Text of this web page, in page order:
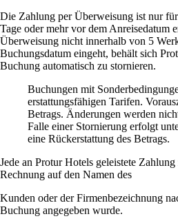
Die Zahlung per Überweisung ist nur
Tage oder mehr vor dem Anreisedatum
Überweisung nicht innerhalb von 5
Buchungsdatum eingeht, behält sich
Buchung automatisch zu stornieren.
Buchungen mit
erstattungsfähigen Tarifen.
Betrags. Änderungen werden
Falle einer Stornierung erfolgt
eine Rückerstattung des Betrags.
Jede an Protur Hotels geleistete
Rechnung auf den Namen des
Kunden oder der Firmenbezeichnung
Buchung angegeben wurde.